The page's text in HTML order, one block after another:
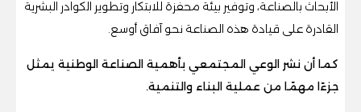
الأبحاث بالصناعة، وتوفير بيئة محفزة للابتكار وتطوير الكوادر البشرية
القادرة على قيادة هذه الصناعة نحو آفاق أوسع.
كما أن نشر الوعي المجتمعي بأهمية الصناعة الوطنية يمثل
جزءًا مهمًا من عملية البناء والتنمية.